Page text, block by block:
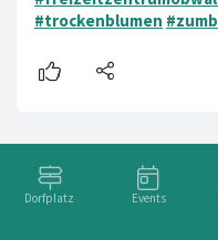
Dorfplatz Events
#trockenblumen